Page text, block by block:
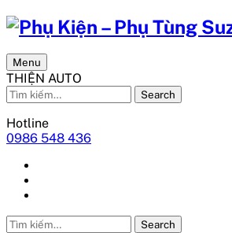
Menu
THIỆN AUTO
Search
Hotline
0986 548 436
Search